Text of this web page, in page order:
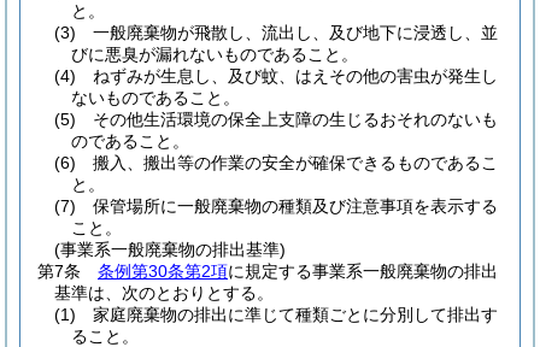
と。
(3)
一般廃棄物が飛散し、流出し、及び地下に浸透し、並
びに悪臭が漏れないものであること。
(4)
ねずみが生息し、及び蚊、はえその他の害虫が発生し
ないものであること。
(5)
その他生活環境の保全上支障の生じるおそれのないも
のであること。
(6)
搬入、搬出等の作業の安全が確保できるものであるこ
と。
(7)
保管場所に一般廃棄物の種類及び注意事項を表示する
こと。
(事業系一般廃棄物の排出基準)
第7条
条例第30条第2項に規定する事業系一般廃棄物の排出
基準は、次のとおりとする。
(1)
家庭廃棄物の排出に準じて種類ごとに分別して排出す
ること。